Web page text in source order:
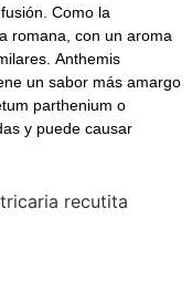
Como la
romana, con un aroma
Anthemis
un sabor más amargo
parthenium o
y puede causar